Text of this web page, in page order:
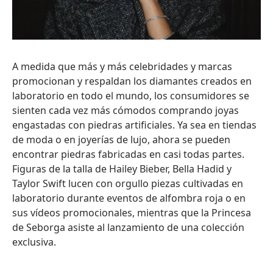
A medida que más y más celebridades y marcas
promocionan y respaldan los diamantes creados en
laboratorio en todo el mundo, los consumidores se
sienten cada vez más cómodos comprando joyas
engastadas con piedras artificiales. Ya sea en tiendas
de moda o en joyerías de lujo, ahora se pueden
encontrar piedras fabricadas en casi todas partes.
Figuras de la talla de Hailey Bieber, Bella Hadid y
Taylor Swift lucen con orgullo piezas cultivadas en
laboratorio durante eventos de alfombra roja o en
sus vídeos promocionales, mientras que la Princesa
de Seborga asiste al lanzamiento de una colección
exclusiva.